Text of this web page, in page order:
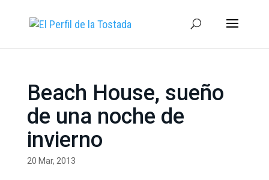
Beach House, sueño
de una noche de
invierno
20 Mar, 2013